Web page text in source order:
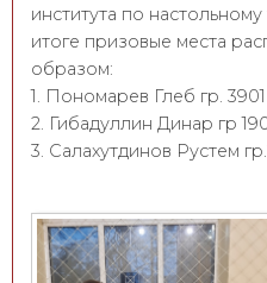
института по
итоге призовые места
образом:
1. Пономарев Глеб гр. 3901
2. Гибадуллин Динар гр
3. Салахутдинов Рустем